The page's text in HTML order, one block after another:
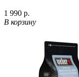
1 990 р.
В корзину